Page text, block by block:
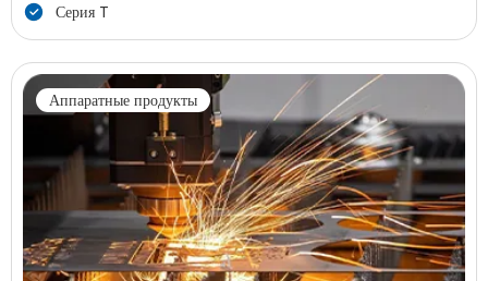
кондиционирования, кухонной технике и общей бытовой
продукции. Их производство включает в себя скобы, опорные
рамы, ручки, воздуховоды, внутренние структуры и сборки на
основе металлических труб. По мере того как все больше моделей
бытовой техники переходит на легкие, модульные и визуально
утонченные конструкции, фабрике требовался более быстрый и
более точный метод обработки труб и профилей.
Серия T
Аппаратные продукты